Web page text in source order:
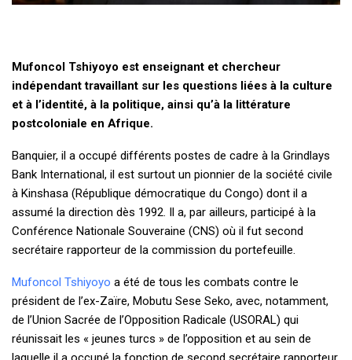
Mufoncol Tshiyoyo est enseignant et chercheur
indépendant travaillant sur les questions liées à la culture
et à l’identité, à la politique, ainsi qu’à la littérature
postcoloniale en Afrique.
Banquier, il a occupé différents postes de cadre à la Grindlays
Bank International, il est surtout un pionnier de la société civile
à Kinshasa (République démocratique du Congo) dont il a
assumé la direction dès 1992. Il a, par ailleurs, participé à la
Conférence Nationale Souveraine (CNS) où il fut second
secrétaire rapporteur de la commission du portefeuille.
Mufoncol Tshiyoyo a été de tous les combats contre le
président de l’ex-Zaïre, Mobutu Sese Seko, avec, notamment,
de l’Union Sacrée de l’Opposition Radicale (USORAL) qui
réunissait les « jeunes turcs » de l’opposition et au sein de